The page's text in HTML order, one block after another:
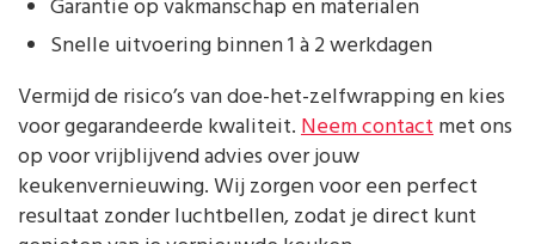
Garantie op vakmanschap en materialen
Snelle uitvoering binnen 1 à 2 werkdagen
Vermijd de risico’s van doe-het-zelfwrapping en kies
voor gegarandeerde kwaliteit.Neem contactmet ons
op voor vrijblijvend advies over jouw
keukenvernieuwing. Wij zorgen voor een perfect
resultaat zonder luchtbellen, zodat je direct kunt